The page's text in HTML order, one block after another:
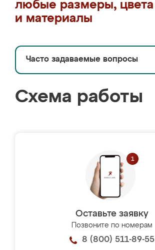
любые размеры, цвета
и материалы
Часто задаваемые вопросы
Схема работы
Оставьте заявку
Позвоните по номерам
8 (800) 511-89-55